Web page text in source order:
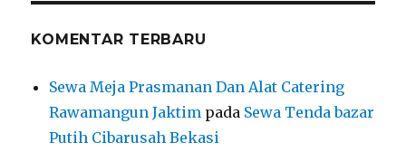
KOMENTAR TERBARU
Sewa Meja Prasmanan Dan Alat Catering
Rawamangun Jaktim pada Sewa Tenda bazar
Putih Cibarusah Bekasi